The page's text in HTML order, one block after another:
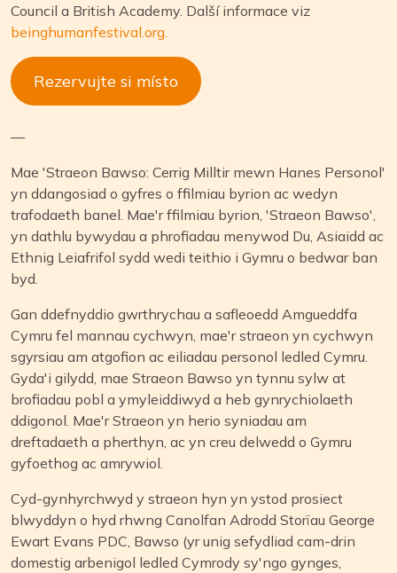
Council a British Academy. Další informace viz
beinghumanfestival.org.
Rezervujte si místo
—
Mae 'Straeon Bawso: Cerrig Milltir mewn Hanes Personol'
yn ddangosiad o gyfres o ffilmiau byrion ac wedyn
trafodaeth banel. Mae'r ffilmiau byrion, 'Straeon Bawso',
yn dathlu bywydau a phrofiadau menywod Du, Asiaidd ac
Ethnig Leiafrifol sydd wedi teithio i Gymru o bedwar ban
byd.
Gan ddefnyddio gwrthrychau a safleoedd Amgueddfa
Cymru fel mannau cychwyn, mae'r straeon yn cychwyn
sgyrsiau am atgofion ac eiliadau personol ledled Cymru.
Gyda'i gilydd, mae Straeon Bawso yn tynnu sylw at
brofiadau pobl a ymyleiddiwyd a heb gynrychiolaeth
ddigonol. Mae'r Straeon yn herio syniadau am
dreftadaeth a pherthyn, ac yn creu delwedd o Gymru
gyfoethog ac amrywiol.
Cyd-gynhyrchwyd y straeon hyn yn ystod prosiect
blwyddyn o hyd rhwng Canolfan Adrodd Storïau George
Ewart Evans PDC, Bawso (yr unig sefydliad cam-drin
domestig arbenigol ledled Cymrody sy'ngo gynges,